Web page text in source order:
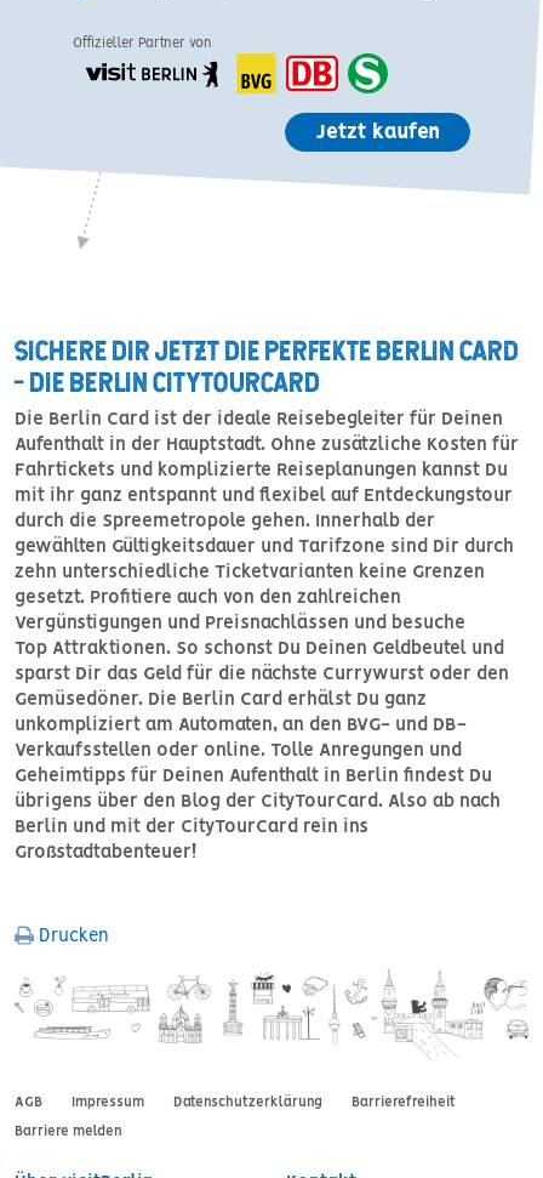
Offizieller Partner von
Jetzt kaufen
SICHERE DIR JETZT DIE PERFEKTE BERLIN CARD
- DIE BERLIN CITYTOURCARD
Die Berlin Card ist der ideale Reisebegleiter für Deinen
Aufenthalt in der Hauptstadt. Ohne zusätzliche Kosten für
Fahrtickets und komplizierte Reiseplanungen kannst Du
mit ihr ganz entspannt und flexibel auf Entdeckungstour
durch die Spreemetropole gehen. Innerhalb der
gewählten Gültigkeitsdauer und Tarifzone sind Dir durch
zehn unterschiedliche Ticketvarianten keine Grenzen
gesetzt. Profitiere auch von den zahlreichen
Vergünstigungen und Preisnachlässen und besuche
Top Attraktionen. So schonst Du Deinen Geldbeutel und
sparst Dir das Geld für die nächste Currywurst oder den
Gemüsedöner. Die Berlin Card erhälst Du ganz
unkompliziert am Automaten, an den BVG- und DB-
Verkaufsstellen oder online. Tolle Anregungen und
Geheimtipps für Deinen Aufenthalt in Berlin findest Du
übrigens über den Blog der CityTourCard. Also ab nach
Berlin und mit der CityTourCard rein ins
Großstadtabenteuer!
Drucken
FOOTER MENU
AGB Impressum Datenschutzerklärung Barrierefreiheit
Barriere melden